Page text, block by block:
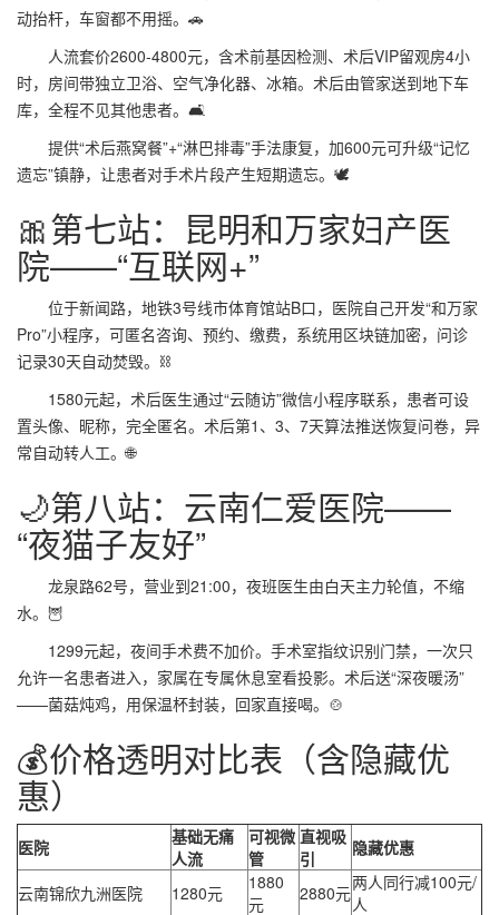
动抬杆，车窗都不用摇。🚗
人流套价2600-4800元，含术前基因检测、术后VIP留观房4小
时，房间带独立卫浴、空气净化器、冰箱。术后由管家送到地下车
库，全程不见其他患者。🛋️
提供“术后燕窝餐”+“淋巴排毒”手法康复，加600元可升级“记忆
遗忘”镇静，让患者对手术片段产生短期遗忘。🕊️
🎀第七站：昆明和万家妇产医
院——“互联网+”
位于新闻路，地铁3号线市体育馆站B口，医院自己开发“和万家
Pro”小程序，可匿名咨询、预约、缴费，系统用区块链加密，问诊
记录30天自动焚毁。⛓️
1580元起，术后医生通过“云随访”微信小程序联系，患者可设
置头像、昵称，完全匿名。术后第1、3、7天算法推送恢复问卷，异
常自动转人工。🌐
🌙第八站：云南仁爱医院——
“夜猫子友好”
龙泉路62号，营业到21:00，夜班医生由白天主力轮值，不缩
水。🦉
1299元起，夜间手术费不加价。手术室指纹识别门禁，一次只
允许一名患者进入，家属在专属休息室看投影。术后送“深夜暖汤”
——菌菇炖鸡，用保温杯封装，回家直接喝。🍲
💰价格透明对比表（含隐藏优
惠）
医院
基础无痛
人流
可视微
管
直视吸
引
隐藏优惠
云南锦欣九洲医院 1280元
1880
元
2880元两人同行减100元/
人